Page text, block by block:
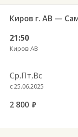
Киров г. АВ —
21:50
Киров АВ
Ср,Пт,Вс
с 25.06.2025
2 800 руб.